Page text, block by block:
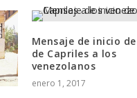
Mensaje de inicio
de Capriles a los
venezolanos
enero 1, 2017